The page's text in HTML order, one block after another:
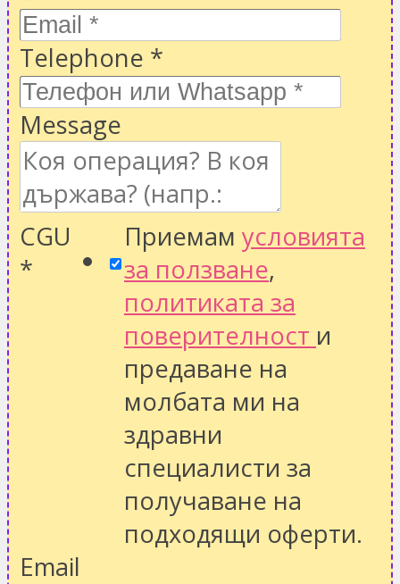
Telephone *
Message
CGU
*
Приемам условията
за ползване,
политиката за
поверителност и
предаване на
молбата ми на
здравни
специалисти за
получаване на
подходящи оферти.
Email